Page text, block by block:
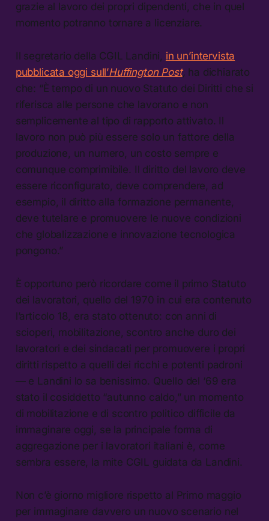
grazie al lavoro dei propri dipendenti, che in quel
momento potranno tornare a licenziare.
Il segretario della CGIL Landini, in un’intervista
pubblicata oggi sull’Huffington Post, ha dichiarato
che: “È tempo di un nuovo Statuto dei Diritti che si
riferisca alle persone che lavorano e non
semplicemente al tipo di rapporto attivato. Il
lavoro non può più essere solo un fattore della
produzione, un numero, un costo sempre e
comunque comprimibile. Il diritto del lavoro deve
essere riconfigurato, deve comprendere, ad
esempio, il diritto alla formazione permanente,
deve tutelare e promuovere le nuove condizioni
che globalizzazione e innovazione tecnologica
pongono.”
È opportuno però ricordare come il primo Statuto
dei lavoratori, quello del 1970 in cui era contenuto
l’articolo 18, era stato ottenuto: con anni di
scioperi, mobilitazione, scontro anche duro dei
lavoratori e dei sindacati per promuovere i propri
diritti rispetto a quelli dei ricchi e potenti padroni
— e Landini lo sa benissimo. Quello del ‘69 era
stato il cosiddetto “autunno caldo,” un momento
di mobilitazione e di scontro politico difficile da
immaginare oggi, se la principale forma di
aggregazione per i lavoratori italiani è, come
sembra essere, la mite CGIL guidata da Landini.
Non c’è giorno migliore rispetto al Primo maggio
per immaginare davvero un nuovo scenario nel